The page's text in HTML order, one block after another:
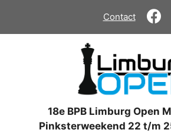
de
Contact
18e BPB Limburg Open
Pinksterweekend 22 t/m